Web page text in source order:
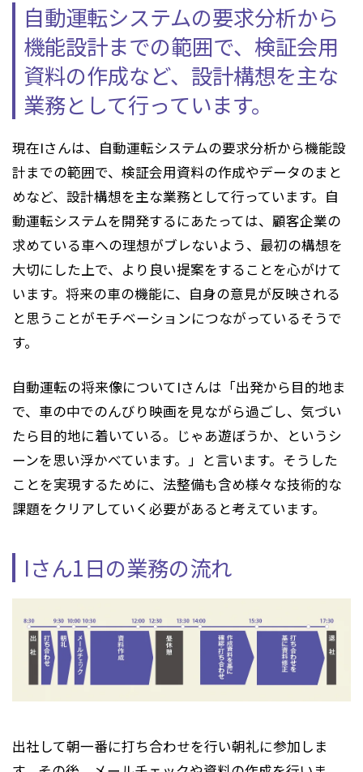
自動運転システムの要求分析から
機能設計までの範囲で、 検証会用
資料の作成など、設計構想を主な
業務として行っています。
現在Iさんは、自動運転システムの要求分析から機能設
計までの範囲で、検証会用資料の作成やデータのまと
めなど、設計構想を主な業務として行っています。自
動運転システムを開発するにあたっては、顧客企業の
求めている車への理想がブレないよう、最初の構想を
大切にした上で、より良い提案をすることを心がけて
います。将来の車の機能に、自身の意見が反映される
と思うことがモチベーションにつながっているそうで
す。
自動運転の将来像についてIさんは「出発から目的地ま
で、車の中でのんびり映画を見ながら過ごし、気づい
たら目的地に着いている。じゃあ遊ぼうか、というシ
ーンを思い浮かべています。」と言います。そうした
ことを実現するために、法整備も含め様々な技術的な
課題をクリアしていく必要があると考えています。
Iさん1日の業務の流れ
出社して朝一番に打ち合わせを行い朝礼に参加しま